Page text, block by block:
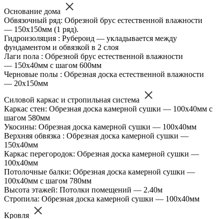
Основание дома
Обвязочный ряд: Обрезной брус естественной влажности
— 150х150мм (1 ряд).
Гидроизоляция : Рубероид — укладывается между
фундаментом и обвязкой в 2 слоя
Лаги пола : Обрезной брус естественной влажности
— 150х40мм с шагом 600мм
Черновые полы : Обрезная доска естественной влажности
— 20х150мм
Силовой каркас и стропильная система
Каркас стен: Обрезная доска камерной сушки — 100х40мм с
шагом 580мм
Укосины: Обрезная доска камерной сушки — 100х40мм
Верхняя обвязка : Обрезная доска камерной сушки —
150х40мм
Каркас перегородок: Обрезная доска камерной сушки —
100х40мм
Потолочные балки: Обрезная доска камерной сушки —
100х40мм с шагом 780мм
Высота этажей: Потолки помещений — 2.40м
Стропила: Обрезная доска камерной сушки — 100х40мм
Кровля